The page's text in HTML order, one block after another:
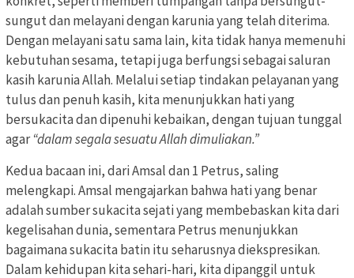
sungut dan melayani dengan karunia yang telah diterima.
Dengan melayani satu sama lain, kita tidak hanya memenuhi
kebutuhan sesama, tetapi juga berfungsi sebagai saluran
kasih karunia Allah. Melalui setiap tindakan pelayanan yang
tulus dan penuh kasih, kita menunjukkan hati yang
bersukacita dan dipenuhi kebaikan, dengan tujuan tunggal
agar“dalam segala sesuatu Allah dimuliakan.”
Kedua bacaan ini, dari Amsal dan 1 Petrus, saling
melengkapi. Amsal mengajarkan bahwa hati yang benar
adalah sumber sukacita sejati yang membebaskan kita dari
kegelisahan dunia, sementara Petrus menunjukkan
bagaimana sukacita batin itu seharusnya diekspresikan.
Dalam kehidupan kita sehari-hari, kita dipanggil untuk